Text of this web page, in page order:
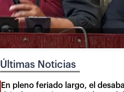
Últimas Noticias
En pleno feriado largo, el